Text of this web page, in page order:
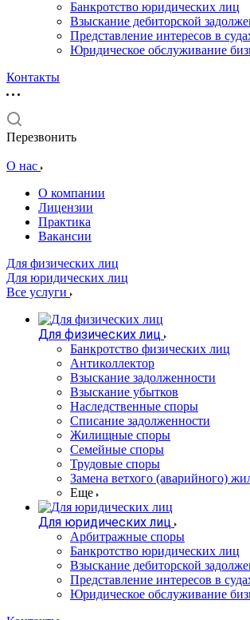
Банкротство юридических лиц
Взыскание дебиторской
Представление интересов в
Юридическое обслуживание
Контакты
Перезвонить
О нас
О компании
Лицензии
Практика
Вакансии
Для физических лиц
Для юридических лиц
Все услуги
Для физических лиц
Банкротство физических лиц
Антиколлектор
Взыскание задолженности
Взыскание убытков
Наследственные споры
Списание задолженности
Жилищные споры
Семейные споры
Трудовые споры
Замена ветхого (аварийного)
Еще
Для юридических лиц
Арбитражные споры
Банкротство юридических лиц
Взыскание дебиторской
Представление интересов в
Юридическое обслуживание